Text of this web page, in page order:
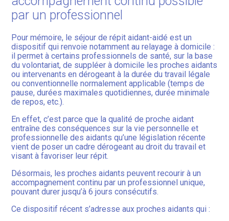
par un professionnel
Pour mémoire, le séjour de répit aidant-aidé est un
dispositif qui renvoie notamment au relayage à domicile :
il permet à certains professionnels de santé, sur la base
du volontariat, de suppléer à domicile les proches aidants
ou intervenants en dérogeant à la durée du travail légale
ou conventionnelle normalement applicable (temps de
pause, durées maximales quotidiennes, durée minimale
de repos, etc.).
En effet, c’est parce que la qualité de proche aidant
entraîne des conséquences sur la vie personnelle et
professionnelle des aidants qu’une législation récente
vient de poser un cadre dérogeant au droit du travail et
visant à favoriser leur répit.
Désormais, les proches aidants peuvent recourir à un
accompagnement continu par un professionnel unique,
pouvant durer jusqu’à 6 jours consécutifs.
Ce dispositif récent s’adresse aux proches aidants qui :